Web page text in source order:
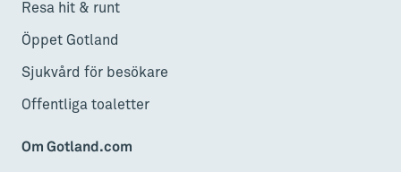
Resa hit & runt
Öppet Gotland
Sjukvård för besökare
Offentliga toaletter
Om Gotland.com